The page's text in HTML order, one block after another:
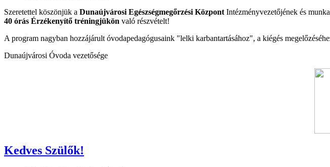
Szeretettel köszönjük a Dunaújvárosi Egészségmegőrzési Központ Intézményvezetőjének és
40 órás Érzékenyítő tréningjükön való részvételt!
A program nagyban hozzájárult óvodapedagógusaink "lelki karbantartásához", a kiégés
Dunaújvárosi Óvoda vezetősége
Kedves Szülők!